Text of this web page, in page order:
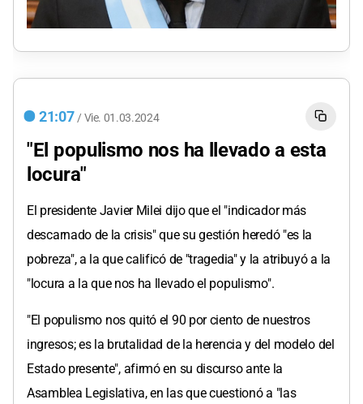
21:07 / Vie. 01.03.2024
"El populismo nos ha llevado a esta
locura"
El presidente Javier Milei dijo que el "indicador más
descarnado de la crisis" que su gestión heredó "es la
pobreza", a la que calificó de "tragedia" y la atribuyó a la
"locura a la que nos ha llevado el populismo".
"El populismo nos quitó el 90 por ciento de nuestros
ingresos; es la brutalidad de la herencia y del modelo del
Estado presente", afirmó en su discurso ante la
Asamblea Legislativa, en las que cuestionó a "las